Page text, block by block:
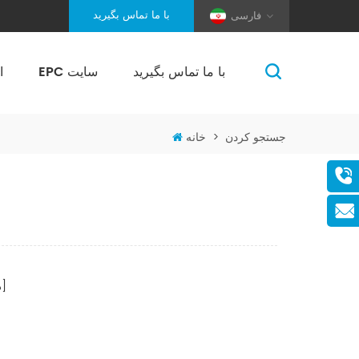
فارسی با ما تماس بگیرید
EPC سایت با ما تماس بگیرید
خانه > جستجو کردن
صفحات]